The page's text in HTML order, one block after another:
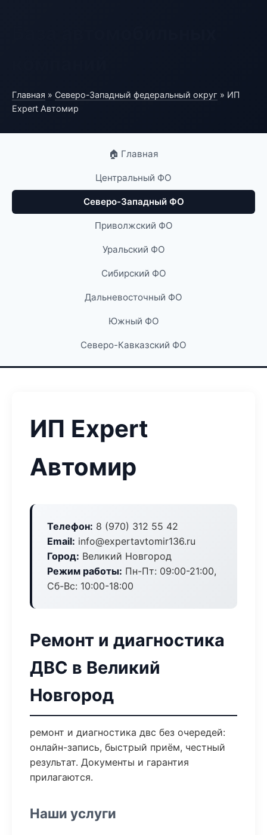
Главная » Северо-Западный федеральный округ » ИП
Expert Автомир
🏠 Главная
Центральный ФО
Северо-Западный ФО
Приволжский ФО
Уральский ФО
Сибирский ФО
Дальневосточный ФО
Южный ФО
Северо-Кавказский ФО
ИП Expert
Автомир
Телефон: 8 (970) 312 55 42
Email: info@expertavtomir136.ru
Город: Великий Новгород
Режим работы: Пн-Пт: 09:00-21:00,
Сб-Вс: 10:00-18:00
Ремонт и диагностика
ДВС в Великий
Новгород
ремонт и диагностика двс без очередей:
онлайн-запись, быстрый приём, честный
результат. Документы и гарантия
прилагаются.
Наши услуги